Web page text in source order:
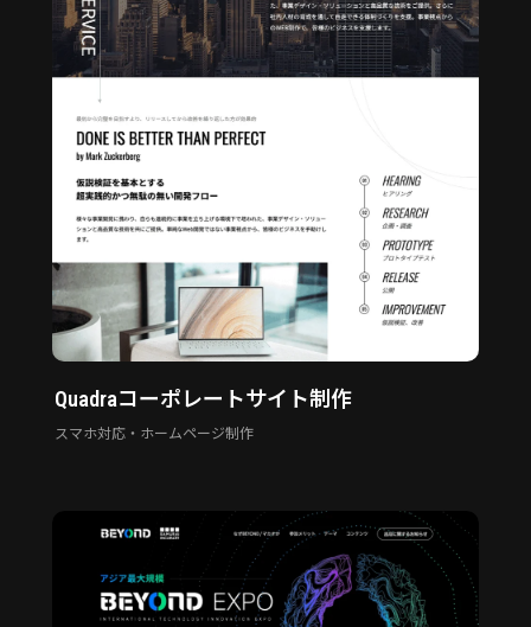
Quadraコーポレートサイト制作
スマホ対応・ホームページ制作